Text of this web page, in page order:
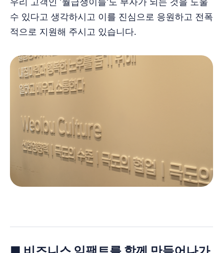
수 있다고 생각하시고 이를 진심으로 응원하고 전폭
적으로 지원해 주시고 있습니다.